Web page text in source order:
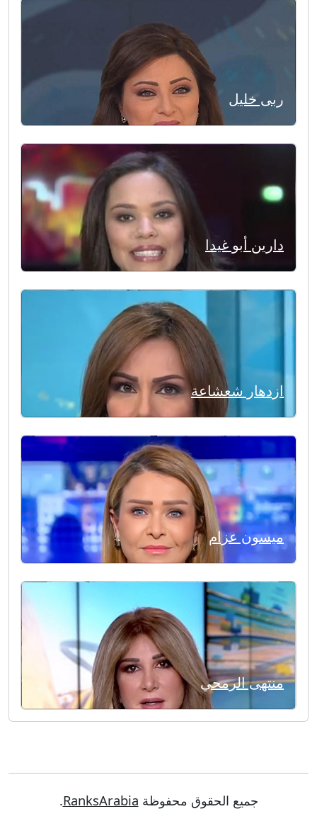
ربى خليل
دارين أبو غيدا
ازدهار شعشاعة
ميسون عزام
منتهى الرمحي
جميع الحقوق محفوظة RanksArabia
.